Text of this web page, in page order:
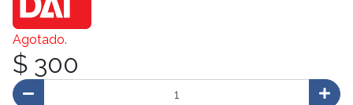
Agotado.
$ 300